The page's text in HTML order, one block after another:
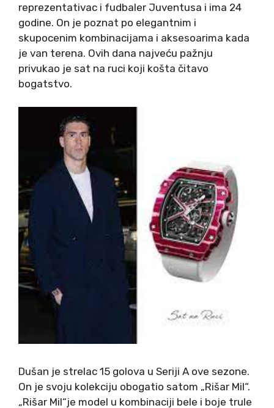
reprezentativac i fudbaler Juventusa i ima 24
godine. On je poznat po elegantnim i
skupocenim kombinacijama i aksesoarima kada
je van terena. Ovih dana najveću pažnju
privukao je sat na ruci koji košta čitavo
bogatstvo.
Dušan je strelac 15 golova u Seriji A ove sezone.
On je svoju kolekciju obogatio satom „Rišar Mil“.
„Rišar Mil“je model u kombinaciji bele i boje trule